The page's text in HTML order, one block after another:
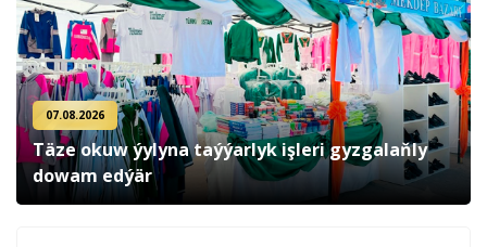
07.08.2026
Täze okuw ýylyna taýýarlyk işleri gyzgalaňly
dowam edýär